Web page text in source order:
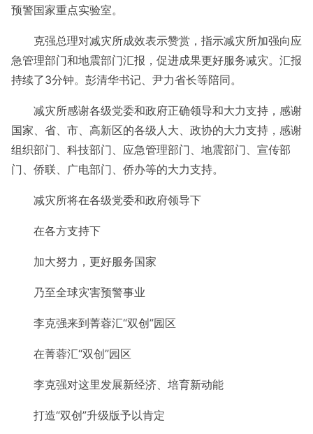
预警国家重点实验室。
克强总理对减灾所成效表示赞赏，指示减灾所加强向应
急管理部门和地震部门汇报，促进成果更好服务减灾。汇报
持续了3分钟。彭清华书记、尹力省长等陪同。
减灾所感谢各级党委和政府正确领导和大力支持，感谢
国家、省、市、高新区的各级人大、政协的大力支持，感谢
组织部门、科技部门、应急管理部门、地震部门、宣传部
门、侨联、广电部门、侨办等的大力支持。
减灾所将在各级党委和政府领导下
在各方支持下
加大努力，更好服务国家
乃至全球灾害预警事业
李克强来到菁蓉汇“双创”园区
在菁蓉汇“双创”园区
李克强对这里发展新经济、培育新动能
打造“双创”升级版予以肯定